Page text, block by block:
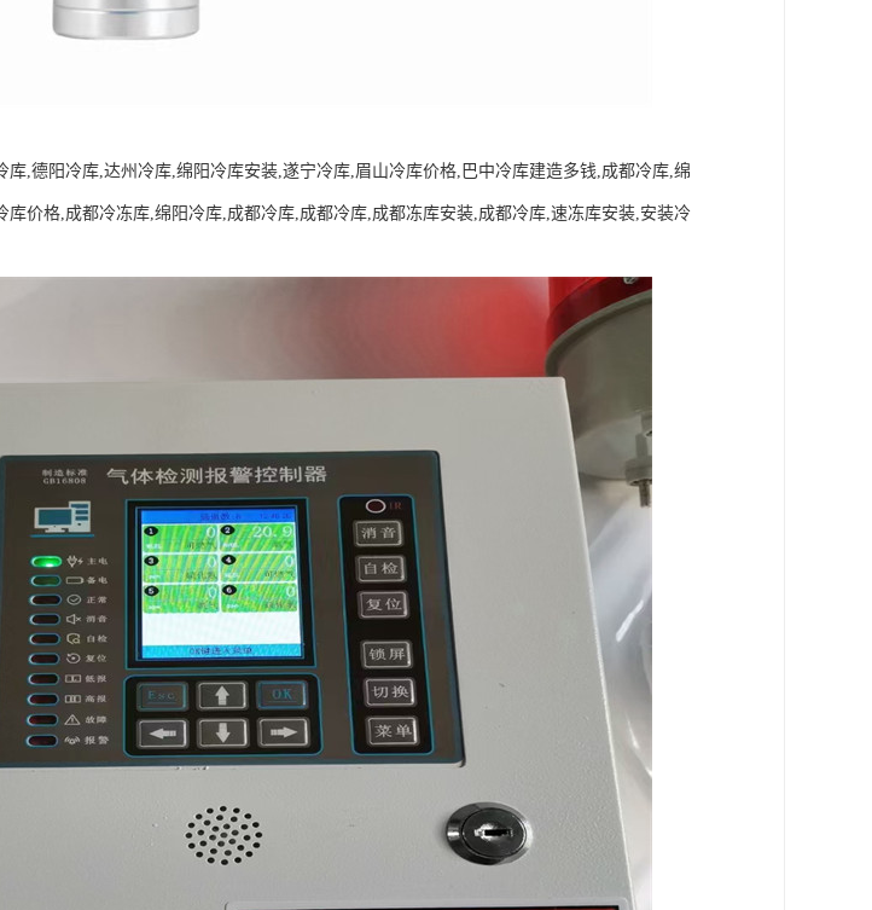
,德阳冷库,达州冷库,绵阳冷库安装,遂宁冷库,眉山冷库价格,巴中冷库建造多钱,成都冷库,绵
价格,成都冷冻库,绵阳冷库,成都冷库,成都冷库,成都冻库安装,成都冷库,速冻库安装,安装冷